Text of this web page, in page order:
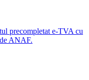
precompletat e-TVA cu
ANAF.